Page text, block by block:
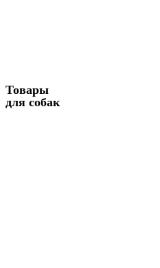
Товары
для собак